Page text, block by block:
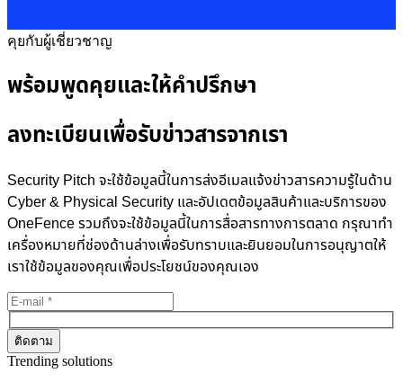
คุยกับผู้เชี่ยวชาญ
พร้อมพูดคุยและให้คำปรึกษา
ลงทะเบียนเพื่อรับข่าวสารจากเรา
Security Pitch จะใช้ข้อมูลนี้ในการส่งอีเมลแจ้งข่าวสารความรู้ในด้าน
Cyber & Physical Security และอัปเดตข้อมูลสินค้าและบริการของ
OneFence รวมถึงจะใช้ข้อมูลนี้ในการสื่อสารทางการตลาด กรุณาทำ
เครื่องหมายที่ช่องด้านล่างเพื่อรับทราบและยินยอมในการอนุญาตให้
เราใช้ข้อมูลของคุณเพื่อประโยชน์ของคุณเอง
Trending solutions